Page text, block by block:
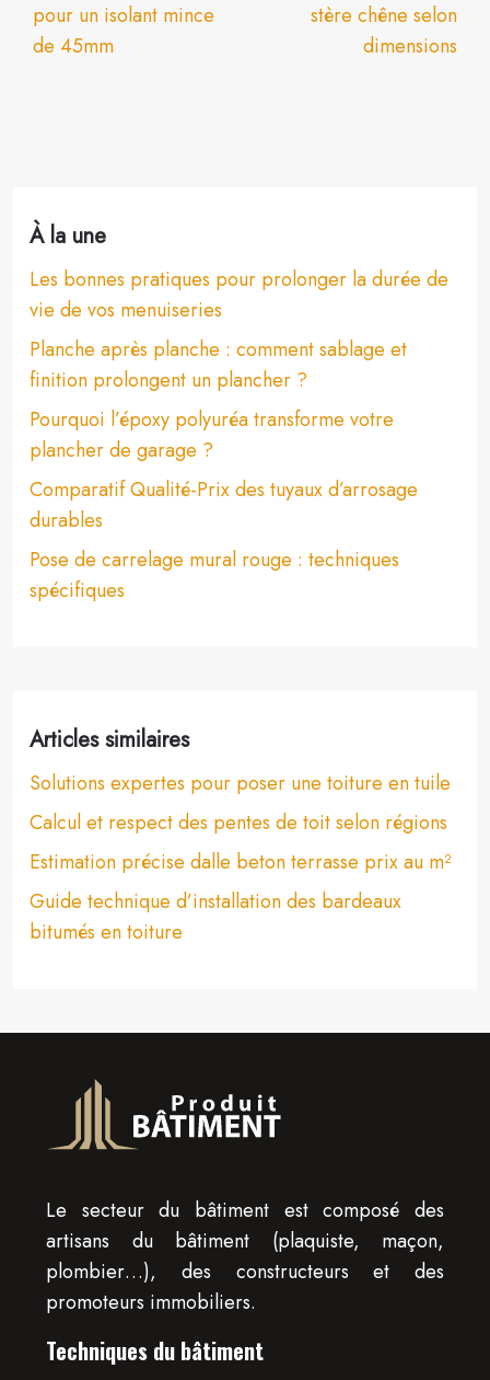
pour un isolant mince
de 45mm
stère chêne selon
dimensions
À la une
Les bonnes pratiques pour prolonger la durée de
vie de vos menuiseries
Planche après planche : comment sablage et
finition prolongent un plancher ?
Pourquoi l’époxy polyuréa transforme votre
plancher de garage ?
Comparatif Qualité-Prix des tuyaux d’arrosage
durables
Pose de carrelage mural rouge : techniques
spécifiques
Articles similaires
Solutions expertes pour poser une toiture en tuile
Calcul et respect des pentes de toit selon régions
Estimation précise dalle beton terrasse prix au m²
Guide technique d’installation des bardeaux
bitumés en toiture
Le secteur du bâtiment est composé des
artisans du bâtiment (plaquiste, maçon,
plombier…), des constructeurs et des
promoteurs immobiliers.
Techniques du bâtiment